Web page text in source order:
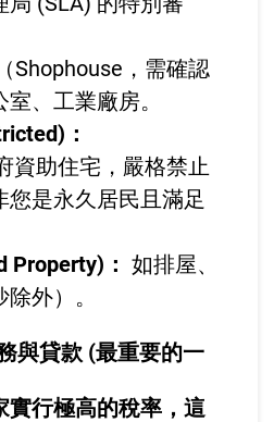
Shophouse，需確認
、工業廠房。
：
資助住宅，嚴格禁止
是永久居民且滿足
Property)： 如排屋、
外）。
與貸款 (最重要的一
實行極高的稅率，這